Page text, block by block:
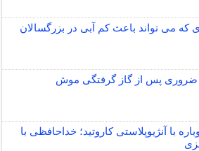
که می تواند باعث کم آبی در بزرگسالان
ضروری پس از گاز گرفتگی موش
با آنژیوپلاستی کاروتید؛ خداحافظی با